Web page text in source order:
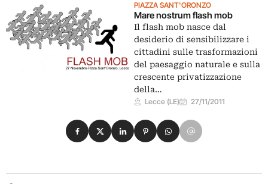
PIAZZA SANT'ORONZO
Mare nostrum flash mob
Il flash mob nasce dal
desiderio di sensibilizzare i
cittadini sulle trasformazioni
del paesaggio naturale e sulla
crescente privatizzazione
della…
Lecce (LE) 27/11/2011
Condividi su Facebook
Condividi su X
Condividi su LinkedIn
Condividi su Pinterest
Condividi su WhatsApp
Condividi su Email